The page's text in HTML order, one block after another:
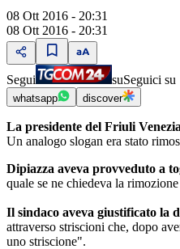
08 Ott 2016 - 20:31
08 Ott 2016 - 20:31
Segui suSeguici su
whatsapp discover
La presidente del Friuli
Un analogo slogan era stato
Dipiazza aveva provveduto a
quale se ne chiedeva la
Il sindaco aveva giustificato la
attraverso striscioni che, dopo
uno striscione".